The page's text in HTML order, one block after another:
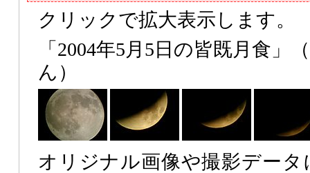
クリックで拡大表示します。
「2004年5月5日の皆既月食」
ん）
オリジナル画像や撮影デー